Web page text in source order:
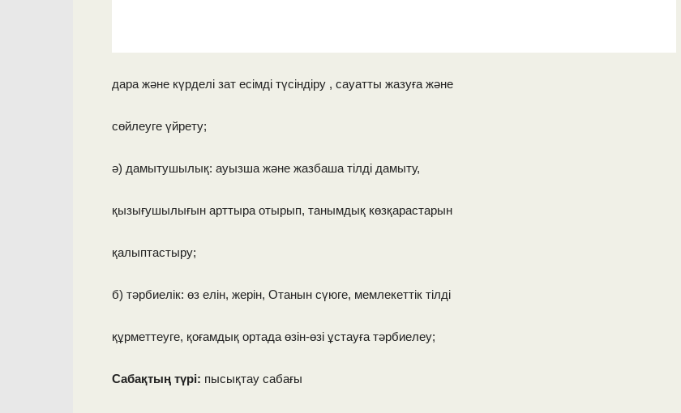
дара және күрделі зат есімді түсіндіру , сауатты жазуға және
сөйлеуге үйрету;
ә) дамытушылық: ауызша және жазбаша тілді дамыту,
қызығушылығын арттыра отырып, танымдық көзқарастарын
қалыптастыру;
б) тәрбиелік: өз елін, жерін, Отанын сүюге, мемлекеттік тілді
құрметтеуге, қоғамдық ортада өзін-өзі ұстауға тәрбиелеу;
Сабақтың түрі: пысықтау сабағы